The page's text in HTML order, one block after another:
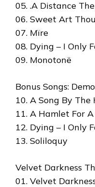
05. .A Distance
06. Sweet Art Thou
07. Mïre
08. Dying – I Only
09. Monotonë
Bonus Songs:
10. A Song By The
11. A Hamlet For
12. Dying – I Only
13. Soliloquy
Velvet Darkness
01. Velvet